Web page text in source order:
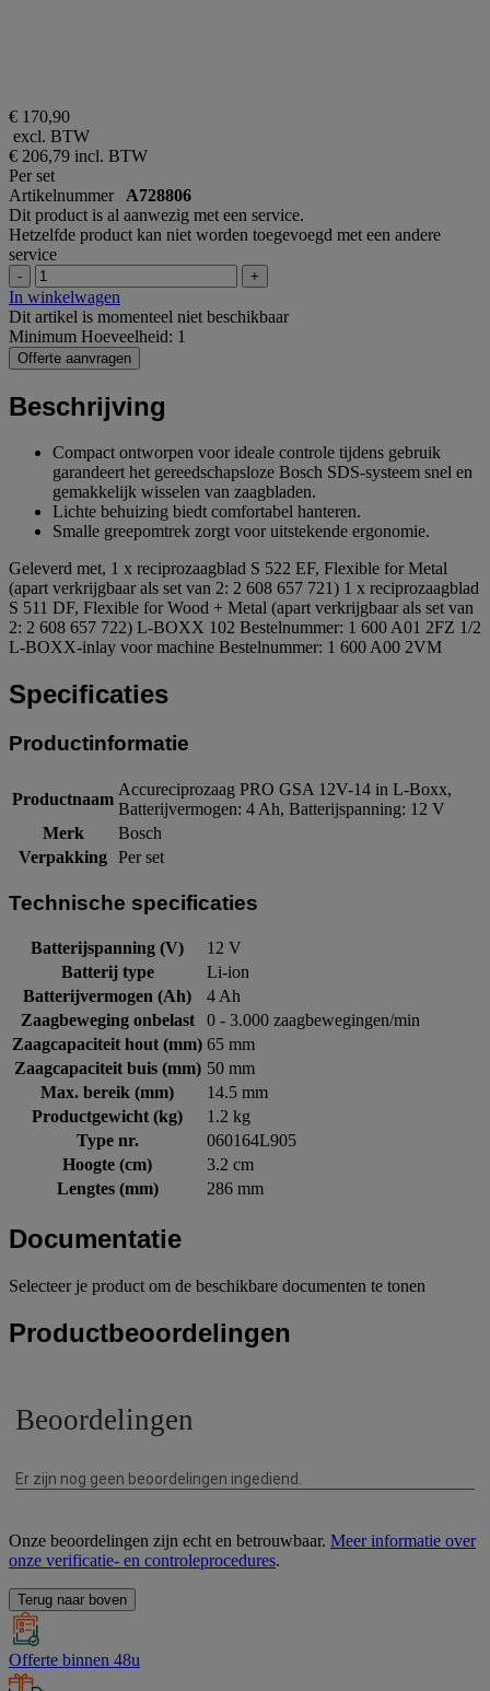
€ 170,90
excl. BTW
€ 206,79 incl. BTW
Per set
Artikelnummer A728806
Dit product is al aanwezig met een service.
Hetzelfde product kan niet worden toegevoegd met een andere
service
- +
In winkelwagen
Dit artikel is momenteel niet beschikbaar
Minimum Hoeveelheid: 1
Offerte aanvragen
Beschrijving
Compact ontworpen voor ideale controle tijdens gebruik
garandeert het gereedschapsloze Bosch SDS-systeem snel en
gemakkelijk wisselen van zaagbladen.
Lichte behuizing biedt comfortabel hanteren.
Smalle greepomtrek zorgt voor uitstekende ergonomie.
Geleverd met, 1 x reciprozaagblad S 522 EF, Flexible for Metal
(apart verkrijgbaar als set van 2: 2 608 657 721) 1 x reciprozaagblad
S 511 DF, Flexible for Wood + Metal (apart verkrijgbaar als set van
2: 2 608 657 722) L-BOXX 102 Bestelnummer: 1 600 A01 2FZ 1/2
L-BOXX-inlay voor machine Bestelnummer: 1 600 A00 2VM
Specificaties
Productinformatie
Productnaam
Accureciprozaag PRO GSA 12V-14 in L-Boxx,
Batterijvermogen: 4 Ah, Batterijspanning: 12 V
Merk
Bosch
Verpakking Per set
Technische specificaties
Batterijspanning (V)
12 V
Batterij type
Li-ion
Batterijvermogen (Ah)
4 Ah
Zaagbeweging onbelast
0 - 3.000 zaagbewegingen/min
Zaagcapaciteit hout (mm) 65 mm
Zaagcapaciteit buis (mm) 50 mm
Max. bereik (mm)
14.5 mm
Productgewicht (kg)
1.2 kg
Type nr.
060164L905
Hoogte (cm)
3.2 cm
Lengtes (mm)
286 mm
Documentatie
Selecteer je product om de beschikbare documenten te tonen
Productbeoordelingen
Onze beoordelingen zijn echt en betrouwbaar. Meer informatie over
onze verificatie- en controleprocedures.
Terug naar boven
Offerte binnen 48u